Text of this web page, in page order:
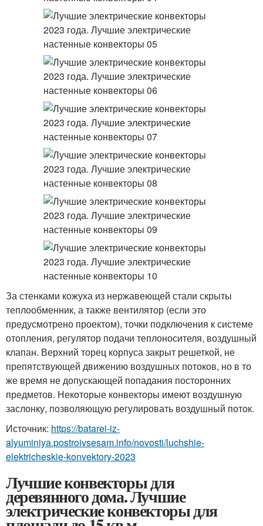
За стенками кожуха из нержавеющей стали скрыты
теплообменник, а также вентилятор (если это
предусмотрено проектом), точки подключения к системе
отопления, регулятор подачи теплоносителя, воздушный
клапан. Верхний торец корпуса закрыт решеткой, не
препятствующей движению воздушных потоков, но в то
же время не допускающей попадания посторонних
предметов. Некоторые конвекторы имеют воздушную
заслонку, позволяющую регулировать воздушный поток.
Источник: https://batarei-iz-
alyuminiya.postroivsesam.info/novosti/luchshie-
elektricheskie-konvektory-2023
Лучшие конвекторы для
деревянного дома. Лучшие
электрические конвекторы для